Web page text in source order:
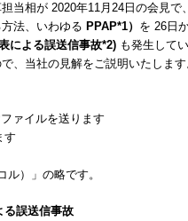
当相が 2020年11月24日の会見で
法、いわゆる PPAP*1） を 26日
による誤送信事故*2) も発生して
、当社の見解をご説明いたします
ァイルを送ります
す
ル）」の略です。
る誤送信事故